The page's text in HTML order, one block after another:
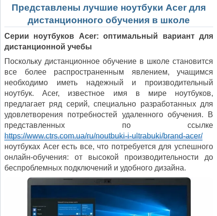
Представлены лучшие ноутбуки Acer для
дистанционного обучения в школе
Серии ноутбуков Acer: оптимальный вариант для
дистанционной учебы
Поскольку дистанционное обучение в школе становится
все более распространенным явлением, учащимся
необходимо иметь надежный и производительный
ноутбук. Acer, известное имя в мире ноутбуков,
предлагает ряд серий, специально разработанных для
удовлетворения потребностей удаленного обучения. В
представленных по ссылке
https://www.ctrs.com.ua/ru/noutbuki-i-ultrabuki/brand-acer/
ноутбуках Acer есть все, что потребуется для успешного
онлайн-обучения: от высокой производительности до
беспроблемных подключений и удобного дизайна.